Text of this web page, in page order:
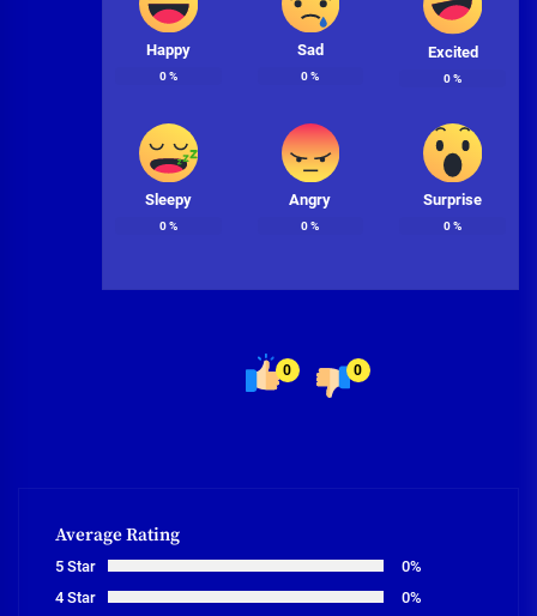
Happy
0%
Sad
0%
Excited
0%
Sleepy
0%
Angry
0%
Surprise
0%
0 0
Average Rating
5 Star
0%
4 Star
0%